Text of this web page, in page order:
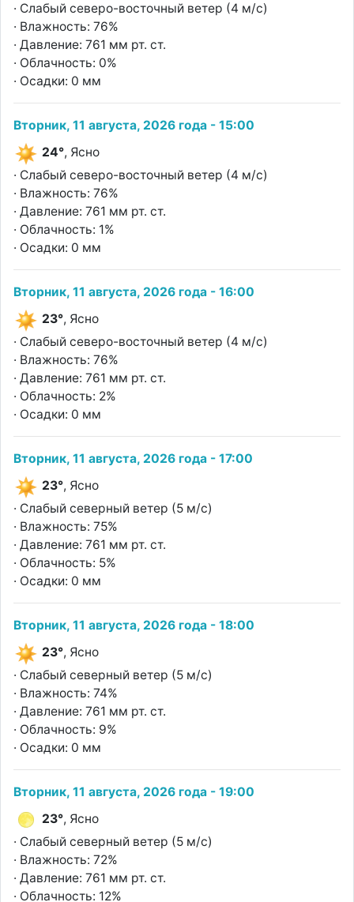
· Слабый северо-восточный ветер (4 м/с)
· Влажность: 76%
· Давление: 761 мм рт. ст.
· Облачность: 0%
· Осадки: 0 мм
Вторник, 11 августа, 2026 года - 15:00
24°, Ясно
· Слабый северо-восточный ветер (4 м/с)
· Влажность: 76%
· Давление: 761 мм рт. ст.
· Облачность: 1%
· Осадки: 0 мм
Вторник, 11 августа, 2026 года - 16:00
23°, Ясно
· Слабый северо-восточный ветер (4 м/с)
· Влажность: 76%
· Давление: 761 мм рт. ст.
· Облачность: 2%
· Осадки: 0 мм
Вторник, 11 августа, 2026 года - 17:00
23°, Ясно
· Слабый северный ветер (5 м/с)
· Влажность: 75%
· Давление: 761 мм рт. ст.
· Облачность: 5%
· Осадки: 0 мм
Вторник, 11 августа, 2026 года - 18:00
23°, Ясно
· Слабый северный ветер (5 м/с)
· Влажность: 74%
· Давление: 761 мм рт. ст.
· Облачность: 9%
· Осадки: 0 мм
Вторник, 11 августа, 2026 года - 19:00
23°, Ясно
· Слабый северный ветер (5 м/с)
· Влажность: 72%
· Давление: 761 мм рт. ст.
· Облачность: 12%